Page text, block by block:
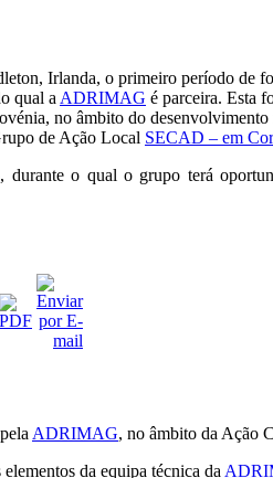
Irlanda, o primeiro período de
qual a ADRIMAG é parceira. Esta
no âmbito do
de Ação Local SECAD – em
o qual o grupo terá
ADRIMAG, no âmbito da Ação
da equipa técnica da